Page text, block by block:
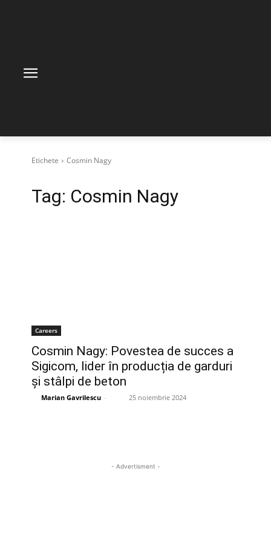
Etichete Cosmin Nagy
Tag: Cosmin Nagy
Careers
Cosmin Nagy: Povestea de succes a
Sigicom, lider în producția de garduri
și stâlpi de beton
Marian Gavrilescu - 25 noiembrie 2024
- Advertisment -